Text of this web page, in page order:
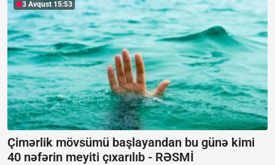
3 Avqust 15:53
Çimərlik mövsümü başlayandan bu günə kimi
40 nəfərin meyiti çıxarılıb - RƏSMİ